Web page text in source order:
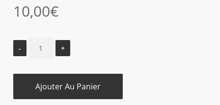
10,00€
Ajouter Au Panier